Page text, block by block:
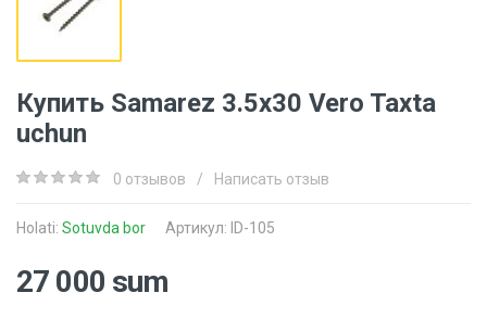
Купить Samarez 3.5x30 Vero Taxta
uchun
0 отзывов / Написать отзыв
Holati: Sotuvda bor Артикул: ID-105
27 000 sum